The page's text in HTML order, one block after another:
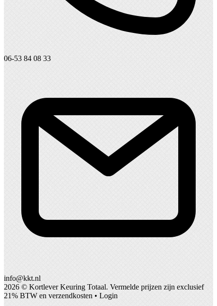
06-53 84 08 33
info@kkt.nl
2026 © Kortlever Keuring Totaal. Vermelde prijzen zijn exclusief
21% BTW en verzendkosten • Login